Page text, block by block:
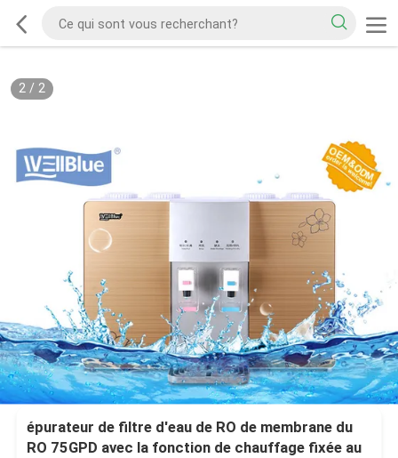
2/ 2
épurateur de filtre d'eau de RO de membrane du
RO 75GPD avec la fonction de chauffage fixée au